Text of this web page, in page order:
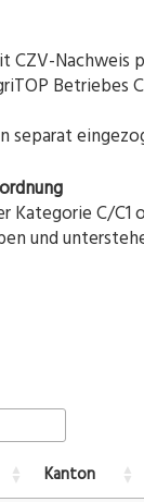
CZV-Nachweis
Betriebes
separat
C/C1
und
Kanton